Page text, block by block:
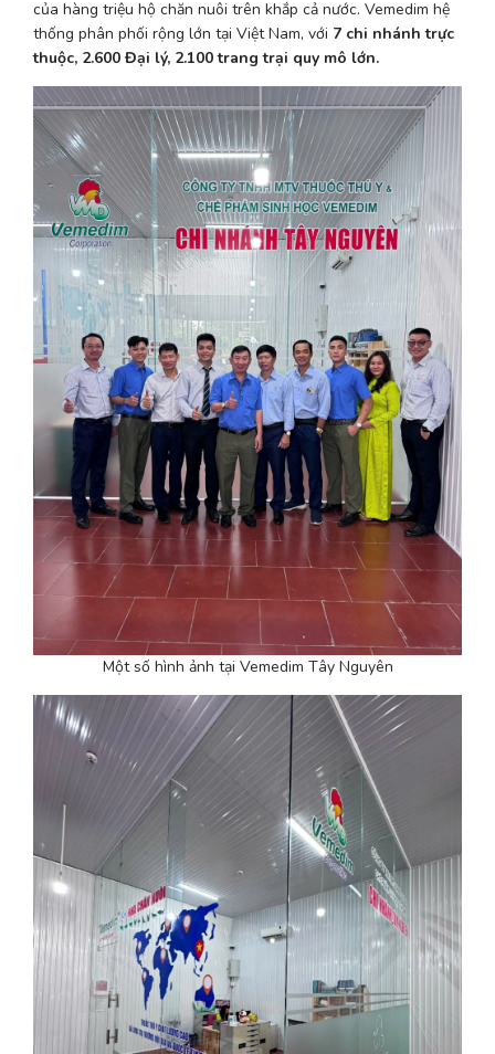
của hàng triệu hộ chăn nuôi trên khắp cả nước. Vemedim hệ
thống phân phối rộng lớn tại Việt Nam, với 7 chi nhánh trực
thuộc, 2.600 Đại lý, 2.100 trang trại quy mô lớn.
Một số hình ảnh tại Vemedim Tây Nguyên